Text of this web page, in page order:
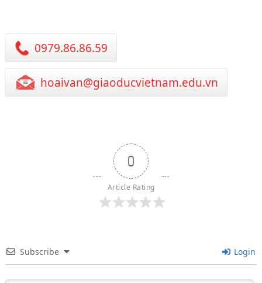
0979.86.86.59
hoaivan@giaoducvietnam.edu.vn
0
Article Rating
Subscribe Login